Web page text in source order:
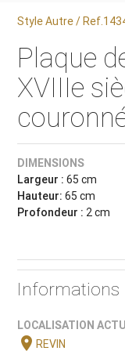
Style Autre /
Plaque
XVIIIe
DIMENSIONS
Largeur : 65 cm
Hauteur: 65 cm
Profondeur : 2 cm
Informations
LOCALISATION
location_onREVIN